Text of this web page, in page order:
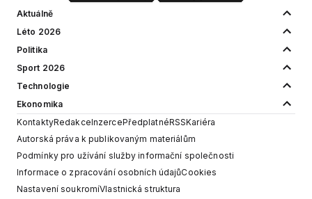
Aktuálně
Léto 2026
Politika
Sport 2026
Technologie
Ekonomika
KontaktyRedakceInzercePředplatnéRSSKariéra
Autorská práva k publikovaným materiálům
Podmínky pro užívání služby informační společnosti
Informace o zpracování osobních údajůCookies
Nastavení soukromíVlastnická struktura